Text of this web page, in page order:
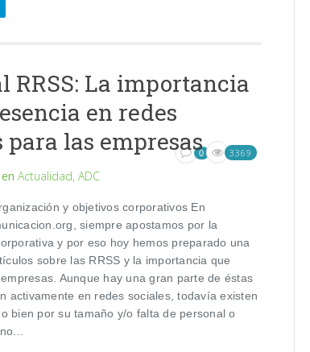
RRSS: La importancia
en redes
para las empresas
en Actualidad,ADC
0 3369
y objetivos corporativos En
siempre apostamos por la
y por eso hoy hemos preparado una
sobre las RRSS y la importancia que
Aunque hay una gran parte de éstas
activamente en redes sociales, todavía existen
bien por su tamaño y/o falta de personal o